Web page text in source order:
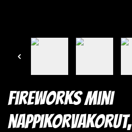
Fireworks mini
nappikorvakorut,